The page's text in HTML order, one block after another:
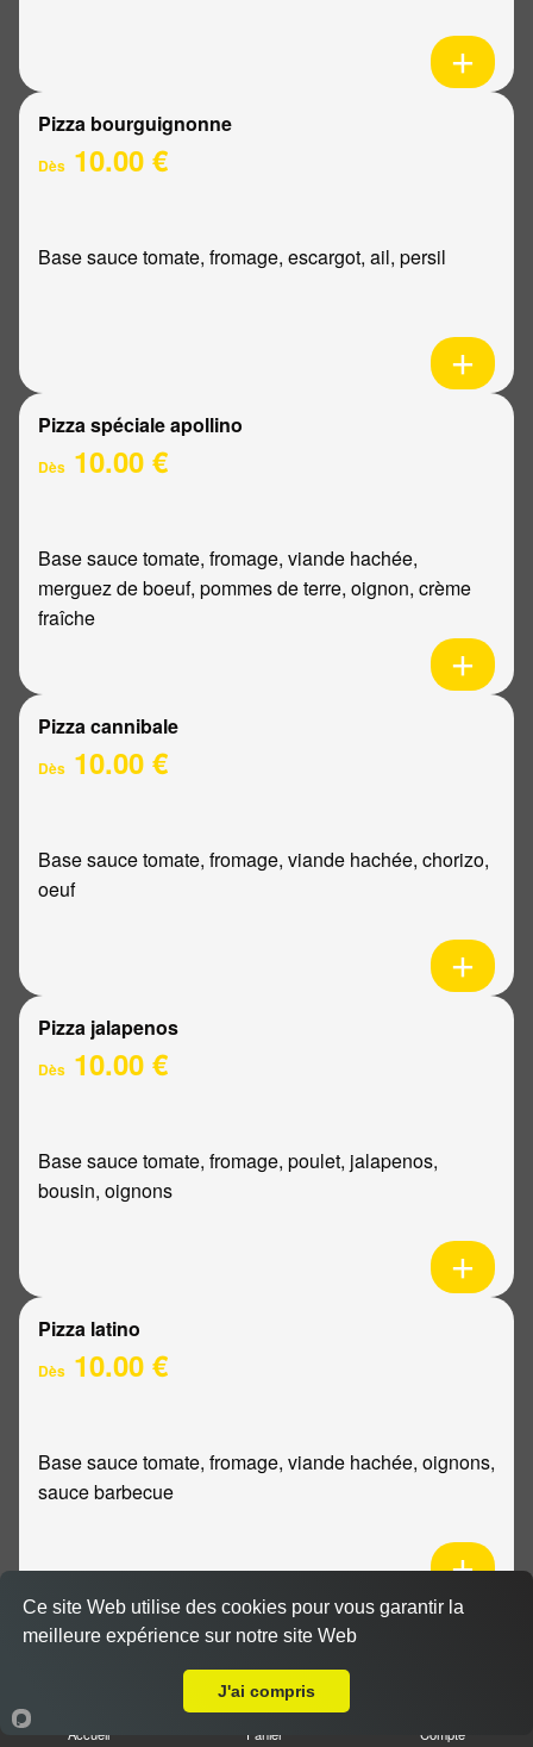
Pizza bourguignonne
Dès 10.00 €
Base sauce tomate, fromage, escargot, ail, persil
Pizza spéciale apollino
Dès 10.00 €
Base sauce tomate, fromage, viande hachée,
merguez de boeuf, pommes de terre, oignon, crème
fraîche
Pizza cannibale
Dès 10.00 €
Base sauce tomate, fromage, viande hachée, chorizo,
oeuf
Pizza jalapenos
Dès 10.00 €
Base sauce tomate, fromage, poulet, jalapenos,
bousin, oignons
Pizza latino
Dès 10.00 €
Base sauce tomate, fromage, viande hachée, oignons,
sauce barbecue
Pizza mexicaine
Accueil Panier Compte
Ce site Web utilise des cookies pour vous garantir la
meilleure expérience sur notre site Web
J'ai compris